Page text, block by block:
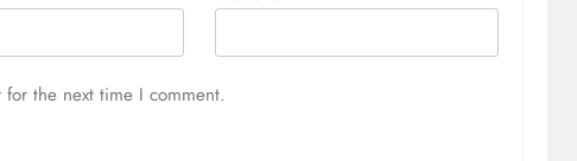
the next time I comment.